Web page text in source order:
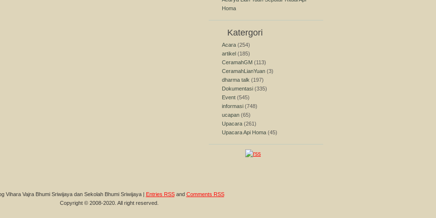
Homa
Katergori
Acara (254)
artikel (185)
CeramahGM (113)
CeramahLianYuan (3)
dharma talk (197)
Dokumentasi (335)
Event (545)
informasi (748)
ucapan (65)
Upacara (261)
Upacara Api Homa (45)
Vihara Vajra Bhumi Sriwijaya dan Sekolah Bhumi Sriwijaya | Entries RSSand Comments RSS
Copyright © 2008-2020. All right reserved.